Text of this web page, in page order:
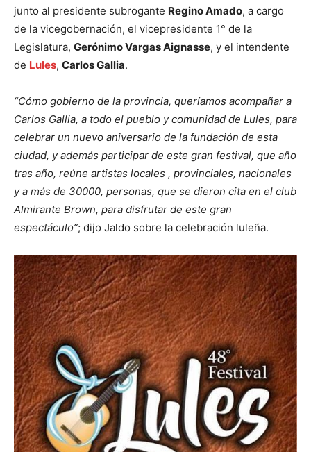
junto al presidente subrogante Regino Amado, a cargo
de la vicegobernación, el vicepresidente 1° de la
Legislatura, Gerónimo Vargas Aignasse, y el intendente
de Lules, Carlos Gallia.
“Cómo gobierno de la provincia, queríamos acompañar a
Carlos Gallia, a todo el pueblo y comunidad de Lules, para
celebrar un nuevo aniversario de la fundación de esta
ciudad, y además participar de este gran festival, que año
tras año, reúne artistas locales , provinciales, nacionales
y a más de 30000, personas, que se dieron cita en el club
Almirante Brown, para disfrutar de este gran
espectáculo”; dijo Jaldo sobre la celebración luleña.